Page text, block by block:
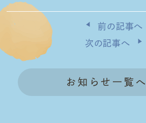
前の記事へ
次の記事へ
お知らせ一覧へ